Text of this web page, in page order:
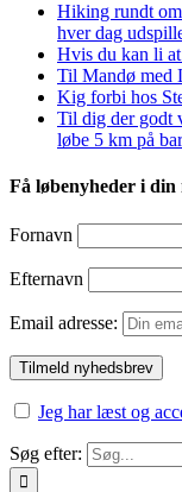
Hiking rundt
hver dag
Hvis du kan li
Til Mandø med
Kig forbi hos
Til dig der godt
løbe 5 km på
Få løbenyheder i din
Fornavn
Efternavn
Email adresse:
Jeg har læst og
Søg efter: